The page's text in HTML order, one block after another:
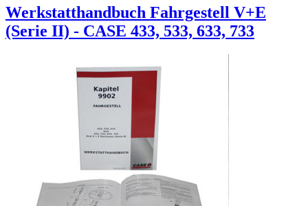
Werkstatthandbuch Fahrgestell V+E
(Serie II) - CASE 433, 533, 633, 733